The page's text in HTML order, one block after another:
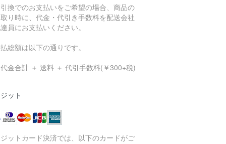
換でのお支払いをご希望の場合、商品の
り時に、代金・代引き手数料を配送会社
員にお支払いください。
総額は以下の通りです。
金合計 ＋ 送料 ＋ 代引手数料(￥300+税)
ット
ットカード決済では、以下のカードがご